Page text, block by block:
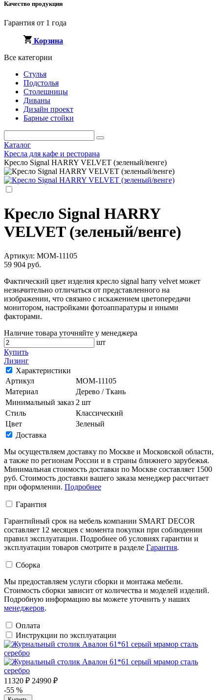
Качество продукции
Гарантия от 1 года
Корзина
Все категории
Стулья
Подстолья
Столешницы
Диваны
Дизайн проект
Барные стойки
Каталог
Кресла для кафе и ресторана
Кресло Signal HARRY VELVET (зеленый/венге)
Кресло Signal HARRY
VELVET (зеленый/венге)
Артикул: MOM-11105
59 904 руб.
Фактический цвет изделия кресло signal harry velvet может
незначительно отличаться от представленного на
изображении, что связано с искажением цветопередачи
монитором, настройками фотоаппаратуры и иными
факторами.
Наличие товара уточняйте у менеджера
шт
Купить
Лизинг
Характеристики
Артикул
MOM-11105
Материал
Дерево / Ткань
Минимальный заказ 2 шт
Стиль
Классический
Цвет
Зеленый
Доставка
Мы осуществляем доставку по Москве и Московской области,
а также по регионам России и в страны ближнего зарубежья.
Минимальная стоимость доставки по Москве составляет 1500
руб. Стоимость доставки вашего заказа менеджер рассчитает
при оформлении. Подробнее
Гарантия
Гарантийный срок на мебель компании SMART DECOR
составляет 12 месяцев с момента покупки при соблюдении
правил эксплуатации. Подробнее об условиях гарантии и
эксплуатации товаров смотрите в разделе Гарантия.
Сборка
Мы предоставляем услуги сборки и монтажа мебели.
Стоимость сборки зависит от количества и моделей изделий.
Подробную информацию вы можете уточнить у наших
менеджеров.
Оплата
Инструкции по эксплуатации
11320 ₽ 24990 ₽
-55 %